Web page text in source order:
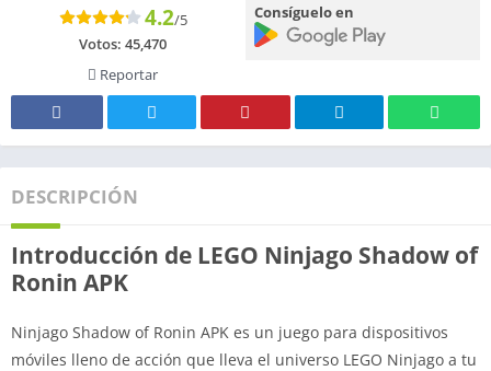
4.2/5
Votos: 45,470
Reportar
Consíguelo en
DESCRIPCIÓN
Introducción de LEGO Ninjago Shadow of
Ronin APK
Ninjago Shadow of Ronin APK es un juego para dispositivos
móviles lleno de acción que lleva el universo LEGO Ninjago a tu